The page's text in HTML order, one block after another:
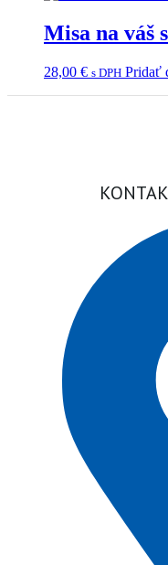
Misa na váš
28,00 € s DPH Pridať